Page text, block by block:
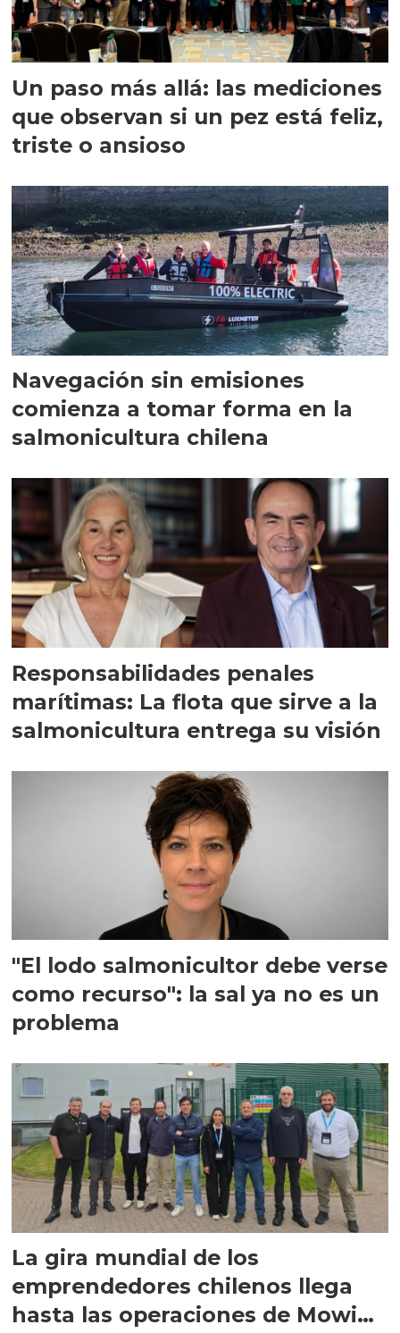
Un paso más allá: las mediciones
que observan si un pez está feliz,
triste o ansioso
Navegación sin emisiones
comienza a tomar forma en la
salmonicultura chilena
Responsabilidades penales
marítimas: La flota que sirve a la
salmonicultura entrega su visión
"El lodo salmonicultor debe verse
como recurso": la sal ya no es un
problema
La gira mundial de los
emprendedores chilenos llega
hasta las operaciones de Mowi